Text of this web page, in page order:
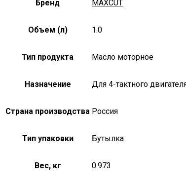
Бренд MAXCUT
Объем (л) 1.0
Тип продукта Масло моторное
Назначение Для 4-тактного
Страна производства Россия
Тип упаковки Бутылка
Вес, кг 0.973